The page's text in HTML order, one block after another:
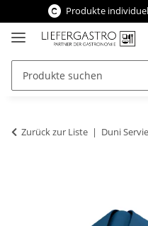
Produkte
Zurück zur Liste Duni